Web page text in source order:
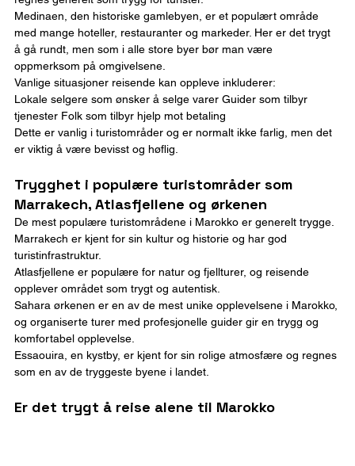
Medinaen, den historiske gamlebyen, er et populært område
med mange hoteller, restauranter og markeder. Her er det trygt
å gå rundt, men som i alle store byer bør man være
oppmerksom på omgivelsene.
Vanlige situasjoner reisende kan oppleve inkluderer:
Lokale selgere som ønsker å selge varer Guider som tilbyr
tjenester Folk som tilbyr hjelp mot betaling
Dette er vanlig i turistområder og er normalt ikke farlig, men det
er viktig å være bevisst og høflig.
Trygghet i populære turistområder som
Marrakech, Atlasfjellene og ørkenen
De mest populære turistområdene i Marokko er generelt trygge.
Marrakech er kjent for sin kultur og historie og har god
turistinfrastruktur.
Atlasfjellene er populære for natur og fjellturer, og reisende
opplever området som trygt og autentisk.
Sahara ørkenen er en av de mest unike opplevelsene i Marokko,
og organiserte turer med profesjonelle guider gir en trygg og
komfortabel opplevelse.
Essaouira, en kystby, er kjent for sin rolige atmosfære og regnes
som en av de tryggeste byene i landet.
Er det trygt å reise alene til Marokko